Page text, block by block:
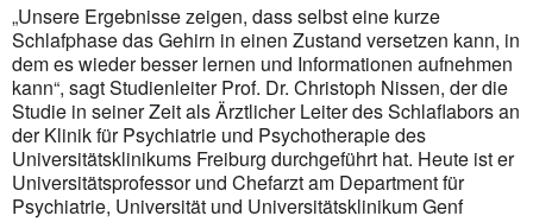
„Unsere Ergebnisse zeigen, dass selbst eine kurze
Schlafphase das Gehirn in einen Zustand versetzen kann, in
dem es wieder besser lernen und Informationen aufnehmen
kann“, sagt Studienleiter Prof. Dr. Christoph Nissen, der die
Studie in seiner Zeit als Ärztlicher Leiter des Schlaflabors an
der Klinik für Psychiatrie und Psychotherapie des
Universitätsklinikums Freiburg durchgeführt hat. Heute ist er
Universitätsprofessor und Chefarzt am Department für
Psychiatrie, Universität und Universitätsklinikum Genf